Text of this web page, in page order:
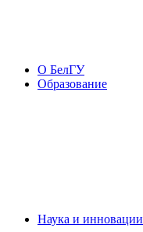
О БелГУ
Образование
Наука и инновации